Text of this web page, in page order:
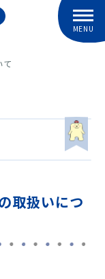
て
取扱いにつ